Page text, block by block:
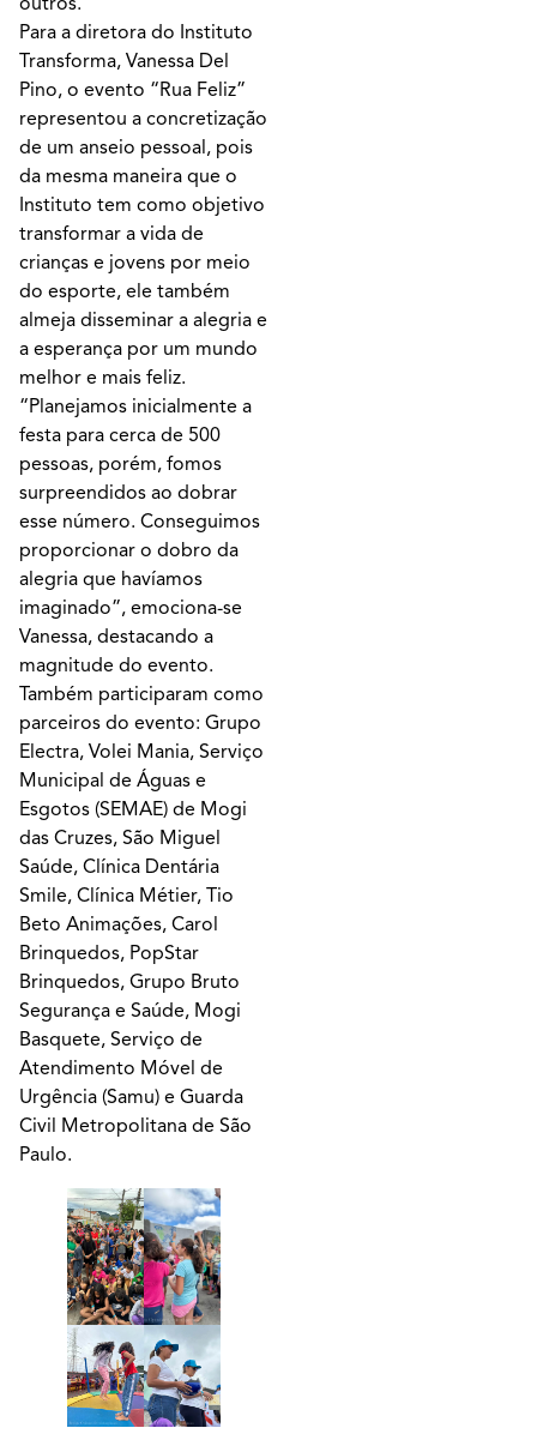
Para a diretora do Instituto
Transforma, Vanessa Del
Pino, o evento “Rua Feliz”
representou a concretização
de um anseio pessoal, pois
da mesma maneira que o
Instituto tem como objetivo
transformar a vida de
crianças e jovens por meio
do esporte, ele também
almeja disseminar a alegria e
a esperança por um mundo
melhor e mais feliz.
“Planejamos inicialmente a
festa para cerca de 500
pessoas, porém, fomos
surpreendidos ao dobrar
esse número. Conseguimos
proporcionar o dobro da
alegria que havíamos
imaginado”, emociona-se
Vanessa, destacando a
magnitude do evento.
Também participaram como
parceiros do evento: Grupo
Electra, Volei Mania, Serviço
Municipal de Águas e
Esgotos (SEMAE) de Mogi
das Cruzes, São Miguel
Saúde, Clínica Dentária
Smile, Clínica Métier, Tio
Beto Animações, Carol
Brinquedos, PopStar
Brinquedos, Grupo Bruto
Segurança e Saúde, Mogi
Basquete, Serviço de
Atendimento Móvel de
Urgência (Samu) e Guarda
Civil Metropolitana de São
Paulo.